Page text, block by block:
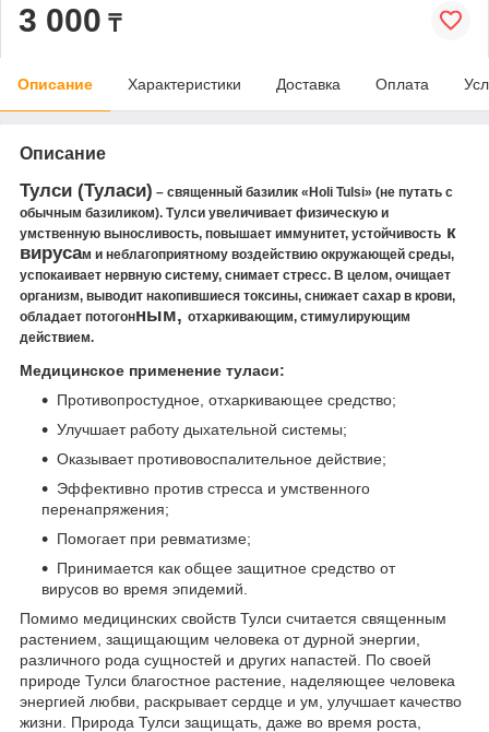
3 000 ₸
Описание Характеристики Доставка Оплата
Описание
Тулси (Туласи) – священный базилик «Holi Tulsi» (не путать с
обычным базиликом). Тулси увеличивает физическую и
умственную выносливость, повышает иммунитет, устойчивость к
вирусам и неблагоприятному воздействию окружающей среды,
успокаивает нервную систему, снимает стресс. В целом, очищает
организм, выводит накопившиеся токсины, снижает сахар в крови,
обладает потогонным, отхаркивающим, стимулирующим
действием.
Медицинское применение туласи:
Противопростудное, отхаркивающее средство;
Улучшает работу дыхательной системы;
Оказывает противовоспалительное действие;
Эффективно против стресса и умственного
перенапряжения;
Помогает при ревматизме;
Принимается как общее защитное средство от
вирусов во время эпидемий.
Помимо медицинских свойств Тулси считается священным
растением, защищающим человека от дурной энергии,
различного рода сущностей и других напастей. По своей
природе Тулси благостное растение, наделяющее человека
энергией любви, раскрывает сердце и ум, улучшает качество
жизни. Природа Тулси защищать, даже во время роста,